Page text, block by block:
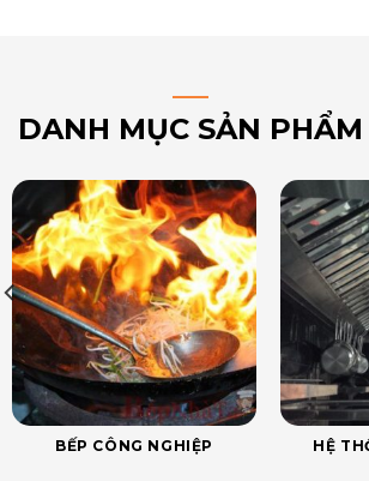
DANH MỤC SẢN PHẨM
BẾP CÔNG NGHIỆP HỆ